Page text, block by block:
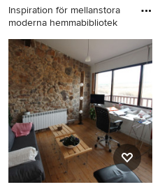
Inspiration för mellanstora
moderna hemmabibliotek
Inspiration för mellanstora
moderna hemmabibliotek,
med vita väggar och ett
fristående skrivbord